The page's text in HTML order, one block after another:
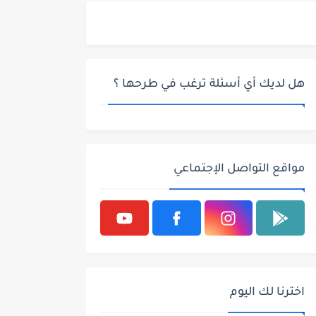
هل لديك أي أسئلة ترغب في طرحها ؟
مواقع التواصل الإجتماعي
اخترنا لك اليوم